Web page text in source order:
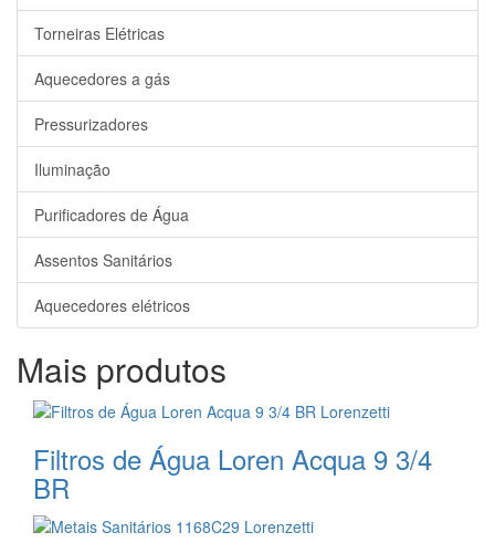
Torneiras Elétricas
Aquecedores a gás
Pressurizadores
Iluminação
Purificadores de Água
Assentos Sanitários
Aquecedores elétricos
Mais produtos
Filtros de Água Loren Acqua 9 3/4
BR